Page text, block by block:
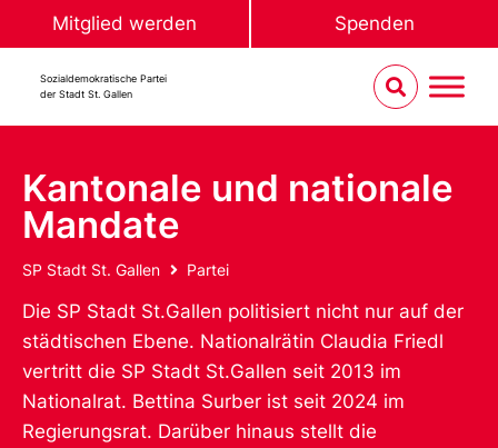
Mitglied werden Spenden
Sozialdemokratische Partei
der Stadt St. Gallen
Kantonale und nationale
Mandate
SP Stadt St. Gallen Partei
Die SP Stadt St.Gallen politisiert nicht nur auf der
städtischen Ebene. Nationalrätin Claudia Friedl
vertritt die SP Stadt St.Gallen seit 2013 im
Nationalrat. Bettina Surber ist seit 2024 im
Regierungsrat. Darüber hinaus stellt die